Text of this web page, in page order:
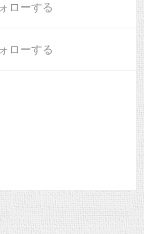
ローする
ローする